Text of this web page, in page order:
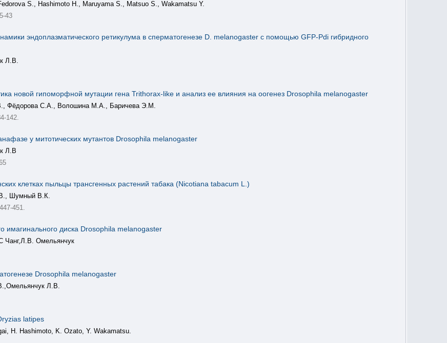
S., Hashimoto H., Maruyama S., Matsuo S., Wakamatsu Y.
43
эндоплазматического ретикулума в сперматогенезе D. melanogaster с помощью GFP-Pdi гибридного
Л.В.
новой гипоморфной мутации гена Trithorax-like и анализ ее влияния на оогенез Drosophila melanogaster
Фёдорова С.А., Волошина М.А., Баричева Э.М.
142.
у митотических мутантов Drosophila melanogaster
Л.В
клетках пыльцы трансгенных растений табака (Nicotiana tabacum L.)
Шумный В.К.
451.
имагинального диска Drosophila melanogaster
Омельянчук
Drosophila melanogaster
Л.В.
latipes
H. Hashimoto, K. Ozato, Y. Wakamatsu.